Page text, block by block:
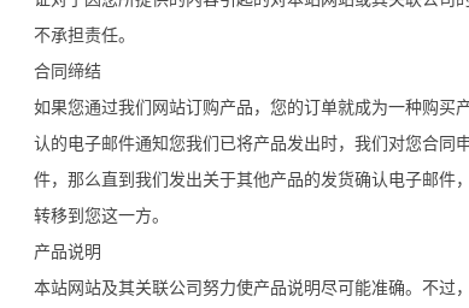
不承担责任。
合同缔结
如果您通过我们网站订购产品，您的订单就成为一种购买
认的电子邮件通知您我们已将产品发出时，我们对您合同
件，那么直到我们发出关于其他产品的发货确认电子邮件
转移到您这一方。
产品说明
本站网站及其关联公司努力使产品说明尽可能准确。不过